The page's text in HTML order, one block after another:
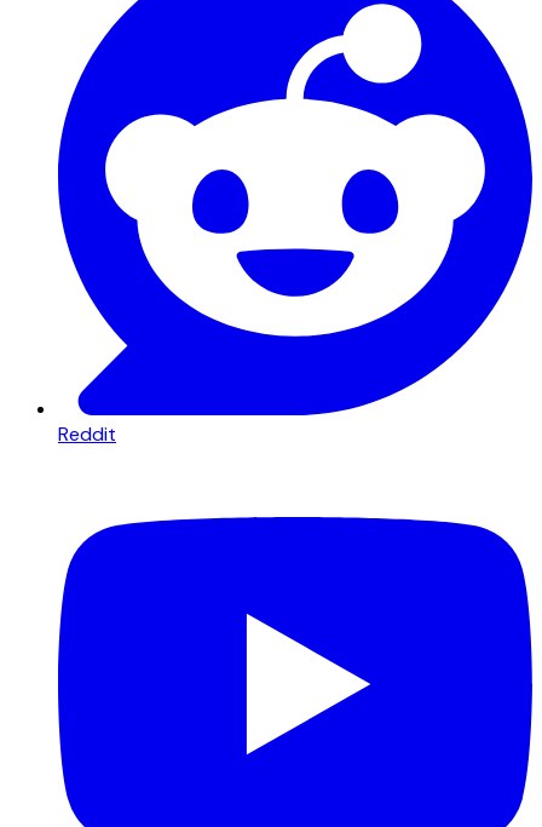
Reddit